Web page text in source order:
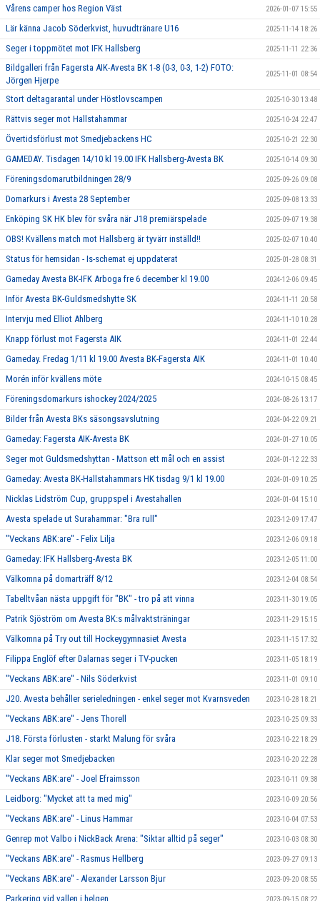
Vårens camper hos Region Väst 2026-01-07 15:55
Lär känna Jacob Söderkvist, huvudtränare U16 2025-11-14 18:26
Seger i toppmötet mot IFK Hallsberg 2025-11-11 22:36
Bildgalleri från Fagersta AIK-Avesta BK 1-8 (0-3, 0-3, 1-2) FOTO:
Jörgen Hjerpe
2025-11-01 08:54
Stort deltagarantal under Höstlovscampen 2025-10-30 13:48
Rättvis seger mot Hallstahammar 2025-10-24 22:47
Övertidsförlust mot Smedjebackens HC 2025-10-21 22:30
GAMEDAY. Tisdagen 14/10 kl 19.00 IFK Hallsberg-Avesta BK 2025-10-14 09:30
Föreningsdomarutbildningen 28/9 2025-09-26 09:08
Domarkurs i Avesta 28 September 2025-09-08 13:33
Enköping SK HK blev för svåra när J18 premiärspelade 2025-09-07 19:38
OBS! Kvällens match mot Hallsberg är tyvärr inställd!! 2025-02-07 10:40
Status för hemsidan - Is-schemat ej uppdaterat 2025-01-28 08:31
Gameday Avesta BK-IFK Arboga fre 6 december kl 19.00 2024-12-06 09:45
Inför Avesta BK-Guldsmedshytte SK 2024-11-11 20:58
Intervju med Elliot Ahlberg 2024-11-10 10:28
Knapp förlust mot Fagersta AIK 2024-11-01 22:44
Gameday. Fredag 1/11 kl 19.00 Avesta BK-Fagersta AIK 2024-11-01 10:40
Morén inför kvällens möte 2024-10-15 08:45
Föreningsdomarkurs ishockey 2024/2025 2024-08-26 13:17
Bilder från Avesta BKs säsongsavslutning 2024-04-22 09:21
Gameday: Fagersta AIK-Avesta BK 2024-01-27 10:05
Seger mot Guldsmedshyttan - Mattson ett mål och en assist 2024-01-12 22:33
Gameday: Avesta BK-Hallstahammars HK tisdag 9/1 kl 19.00 2024-01-09 10:25
Nicklas Lidström Cup, gruppspel i Avestahallen 2024-01-04 15:10
Avesta spelade ut Surahammar: "Bra rull" 2023-12-09 17:47
"Veckans ABK:are" - Felix Lilja 2023-12-06 09:18
Gameday: IFK Hallsberg-Avesta BK 2023-12-05 11:00
Välkomna på domarträff 8/12 2023-12-04 08:54
Tabelltvåan nästa uppgift för "BK" - tro på att vinna 2023-11-30 19:05
Patrik Sjöström om Avesta BK:s målvaktsträningar 2023-11-29 15:15
Välkomna på Try out till Hockeygymnasiet Avesta 2023-11-15 17:32
Filippa Englöf efter Dalarnas seger i TV-pucken 2023-11-05 18:19
"Veckans ABK:are" - Nils Söderkvist 2023-11-01 09:10
J20. Avesta behåller serieledningen - enkel seger mot Kvarnsveden 2023-10-28 18:21
"Veckans ABK:are" - Jens Thorell 2023-10-25 09:33
J18. Första förlusten - starkt Malung för svåra 2023-10-22 18:29
Klar seger mot Smedjebacken 2023-10-20 22:28
"Veckans ABK:are" - Joel Efraimsson 2023-10-11 09:38
Leidborg: "Mycket att ta med mig" 2023-10-09 20:56
"Veckans ABK:are" - Linus Hammar 2023-10-04 07:53
Genrep mot Valbo i NickBack Arena: "Siktar alltid på seger" 2023-10-03 08:30
"Veckans ABK:are" - Rasmus Hellberg 2023-09-27 09:13
"Veckans ABK:are" - Alexander Larsson Bjur 2023-09-20 08:55
Parkering vid vallen i helgen